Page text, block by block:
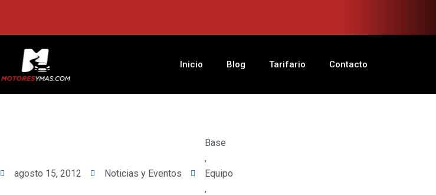
contenido
Inicio Blog Tarifario Contacto
agosto 15, 2012 Noticias y Eventos
Base
,
Equipo
,